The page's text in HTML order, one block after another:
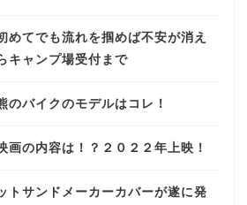
めてでも流れを掴めば不安が消え
キャンプ場受付まで
のバイクのモデルはコレ！
の内容は！？２０２２年上映！
トサンドメーカーカバーが遂に発